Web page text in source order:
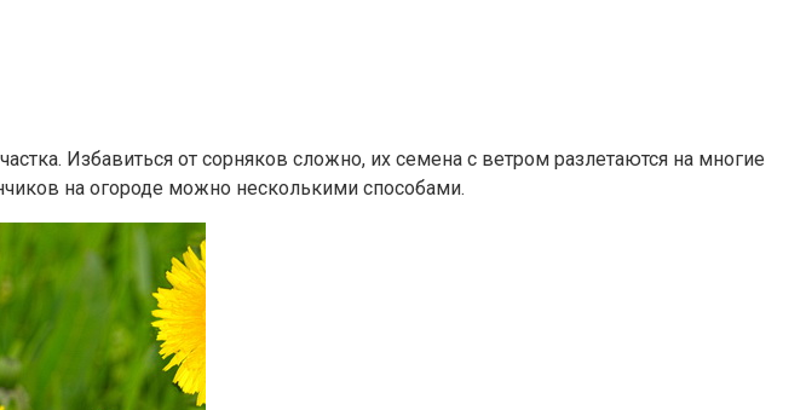
Избавиться от сорняков сложно, их семена с ветром разлетаются на многие
на огороде можно несколькими способами.